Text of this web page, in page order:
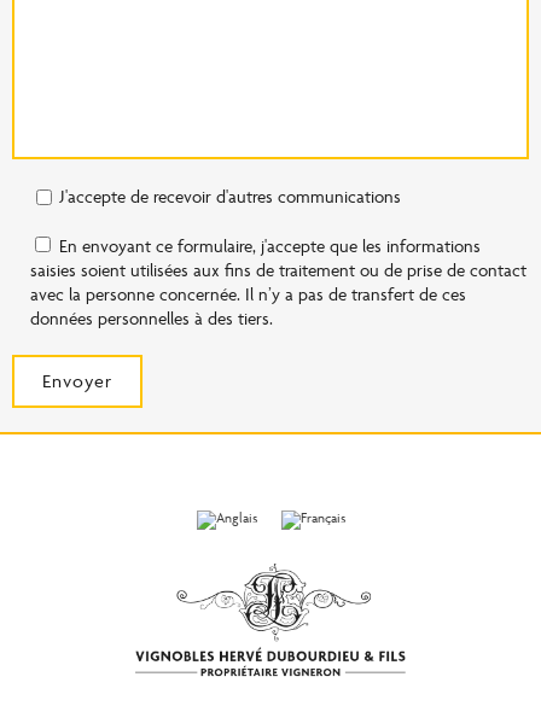
J'accepte de recevoir d'autres communications
En envoyant ce formulaire, j'accepte que les informations
saisies soient utilisées aux fins de traitement ou de prise de contact
avec la personne concernée. Il n’y a pas de transfert de ces
données personnelles à des tiers.